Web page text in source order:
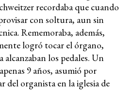
recordaba que cuando
con soltura, aun sin
Rememoraba, además,
logró tocar el órgano,
alcanzaban los pedales. Un
9 años, asumió por
del organista en la iglesia de